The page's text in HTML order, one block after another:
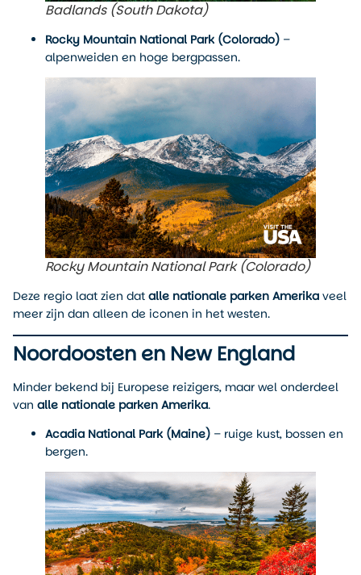
Badlands (South Dakota)
Rocky Mountain National Park (Colorado) –
alpenweiden en hoge bergpassen.
Rocky Mountain National Park (Colorado)
Deze regio laat zien dat alle nationale parken Amerika veel
meer zijn dan alleen de iconen in het westen.
Noordoosten en New England
Minder bekend bij Europese reizigers, maar wel onderdeel
van alle nationale parken Amerika.
Acadia National Park (Maine) – ruige kust, bossen en
bergen.